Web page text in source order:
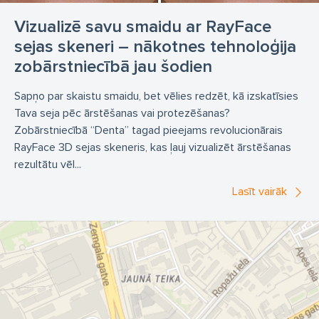
Kanālu pildīšana Klīnika Denta
Kroņi
Kroņi uz implantiem
Kvalitatīvs bērnu zobārsts
Kvalitatīvs panorāmas rentgens
Metāla keramika
Mīkstās protēzes
Nakts kape
Neizņemamas protēzes
Ortodontiskas platītes
Stomatoloģija
Sāp zobs Venīri
Veseli zobi
Zoba ekstrakcija
Zoba kanāla tīrīšana
Zoba raušana
Zoba saknes rezekcija
Zobakmens noņemšana
Zobu balināšana
Vizualizē savu smaidu ar RayFace
sejas skeneri – nākotnes tehnoloģija
zobārstniecībā jau šodien
Sapņo par skaistu smaidu, bet vēlies redzēt, kā izskatīsies
Tava seja pēc ārstēšanas vai protezēšanas?
Zobārstniecībā “Denta” tagad pieejams revolucionārais
RayFace 3D sejas skeneris, kas ļauj vizualizēt ārstēšanas
rezultātu vēl...
Lasīt vairāk